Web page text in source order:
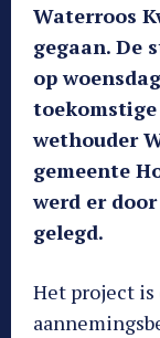
Waterroos
gegaan. De
op
wethouder
gemeente
werd er
gelegd.
Het project